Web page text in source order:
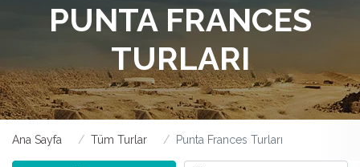
PUNTA FRANCES
TURLARI
Ana Sayfa Tüm Turlar Punta Frances Turları